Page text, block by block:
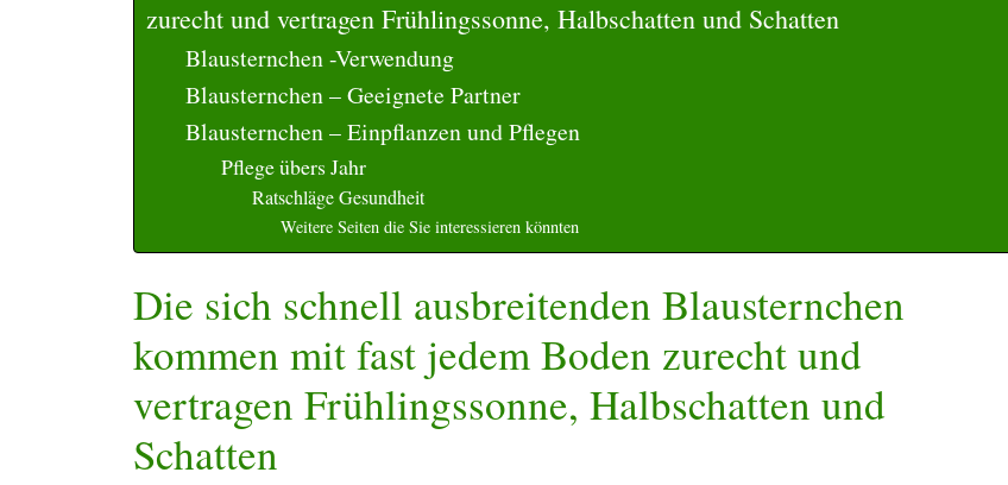
zurecht und vertragen Frühlingssonne, Halbschatten und Schatten
Blausternchen -Verwendung
Blausternchen – Geeignete Partner
Blausternchen – Einpflanzen und Pflegen
Pflege übers Jahr
Ratschläge Gesundheit
Weitere Seiten die Sie interessieren könnten
Die sich schnell ausbreitenden Blausternchen
kommen mit fast jedem Boden zurecht und
vertragen Frühlingssonne, Halbschatten und
Schatten